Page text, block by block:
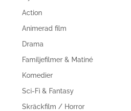
Action
Animerad film
Drama
Familjefilmer & Matiné
Komedier
Sci-Fi & Fantasy
Skräckfilm / Horror